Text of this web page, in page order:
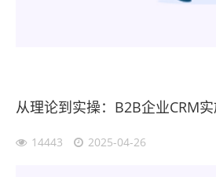
从理论到实操：B2B企业CRM
14443 2025-04-26